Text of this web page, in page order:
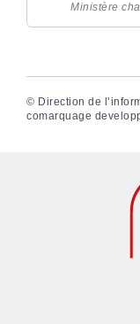
Ministère
© Direction de
comarquage